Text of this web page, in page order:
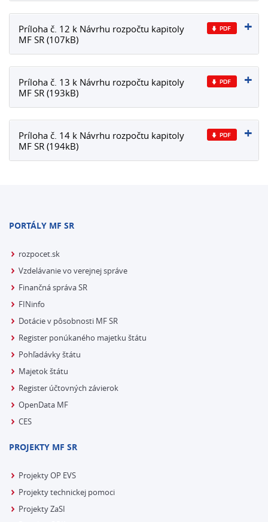
Príloha č. 12 k Návrhu rozpočtu kapitoly
MF SR (107kB)
Príloha č. 13 k Návrhu rozpočtu kapitoly
MF SR (193kB)
Príloha č. 14 k Návrhu rozpočtu kapitoly
MF SR (194kB)
PORTÁLY MF SR
rozpocet.sk
Vzdelávanie vo verejnej správe
Finančná správa SR
FINinfo
Dotácie v pôsobnosti MF SR
Register ponúkaného majetku štátu
Pohľadávky štátu
Majetok štátu
Register účtovných závierok
OpenData MF
CES
PROJEKTY MF SR
Projekty OP EVS
Projekty technickej pomoci
Projekty ZaSI